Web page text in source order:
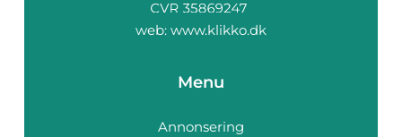
web: www.klikko.dk
Menu
Annonsering